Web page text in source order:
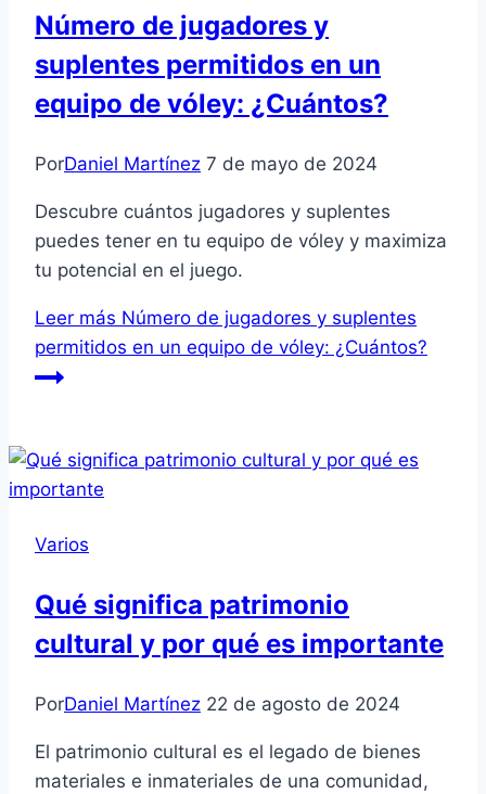
Número de jugadores y
suplentes permitidos en un
equipo de vóley: ¿Cuántos?
PorDaniel Martínez 7 de mayo de 2024
Descubre cuántos jugadores y suplentes
puedes tener en tu equipo de vóley y maximiza
tu potencial en el juego.
Leer más Número de jugadores y suplentes
permitidos en un equipo de vóley: ¿Cuántos?
Varios
Qué significa patrimonio
cultural y por qué es importante
PorDaniel Martínez 22 de agosto de 2024
El patrimonio cultural es el legado de bienes
materiales e inmateriales de una comunidad,